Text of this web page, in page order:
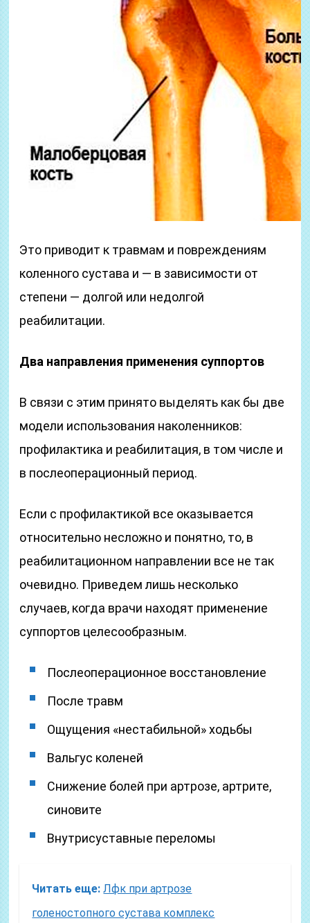
Это приводит к травмам и повреждениям
коленного сустава и — в зависимости от
степени — долгой или недолгой
реабилитации.
Два направления применения суппортов
В связи с этим принято выделять как бы две
модели использования наколенников:
профилактика и реабилитация, в том числе и
в послеоперационный период.
Если с профилактикой все оказывается
относительно несложно и понятно, то, в
реабилитационном направлении все не так
очевидно. Приведем лишь несколько
случаев, когда врачи находят применение
суппортов целесообразным.
Послеоперационное восстановление
После травм
Ощущения «нестабильной» ходьбы
Вальгус коленей
Снижение болей при артрозе, артрите,
синовите
Внутрисуставные переломы
Читать еще: Лфк при артрозе
голеностопного сустава комплекс